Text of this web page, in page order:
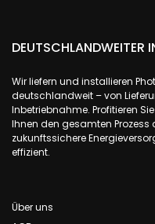
DEUTSCHLANDWEITER
Wir liefern und installieren
deutschlandweit – von
Inbetriebnahme. Profitieren
Ihnen den gesamten
zukunftssichere
effizient.
Über uns